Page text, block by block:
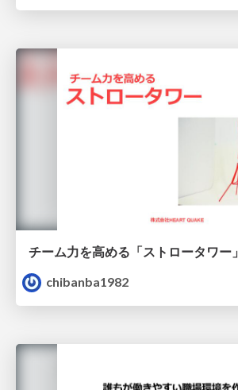
チーム力を高める「ストロータワー」
chibanba1982